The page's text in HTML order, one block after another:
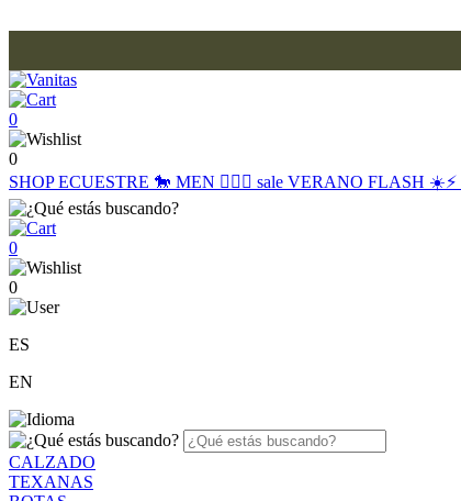
0
0
SHOPECUESTRE 🐎 MEN 🙋🏽‍♂️ sale VERANO FLASH ☀️⚡️
0
0
ES
EN
CALZADO
TEXANAS